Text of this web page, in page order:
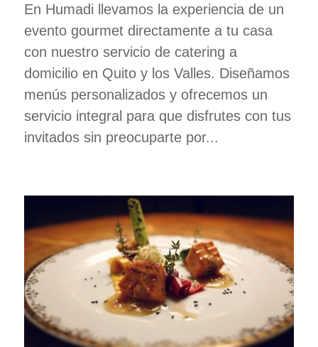
En Humadi llevamos la experiencia de un
evento gourmet directamente a tu casa
con nuestro servicio de catering a
domicilio en Quito y los Valles. Diseñamos
menús personalizados y ofrecemos un
servicio integral para que disfrutes con tus
invitados sin preocuparte por...